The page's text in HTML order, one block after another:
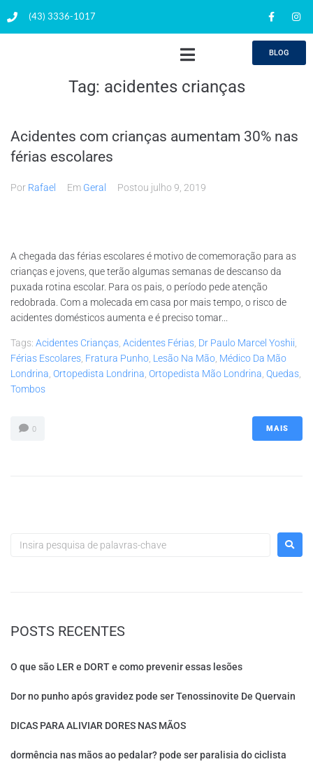
(43) 3336-1017
BLOG
Tag: acidentes crianças
Acidentes com crianças aumentam 30% nas
férias escolares
Por Rafael Em Geral Postou julho 9, 2019
A chegada das férias escolares é motivo de comemoração para as
crianças e jovens, que terão algumas semanas de descanso da
puxada rotina escolar. Para os pais, o período pede atenção
redobrada. Com a molecada em casa por mais tempo, o risco de
acidentes domésticos aumenta e é preciso tomar...
Tags: Acidentes Crianças Acidentes Férias Dr Paulo Marcel Yoshii
Férias Escolares Fratura Punho Lesão Na Mão Médico Da Mão
Londrina Ortopedista Londrina Ortopedista Mão Londrina Quedas
Tombos
0 MAIS
POSTS RECENTES
O que são LER e DORT e como prevenir essas lesões
Dor no punho após gravidez pode ser Tenossinovite De Quervain
DICAS PARA ALIVIAR DORES NAS MÃOS
dormência nas mãos ao pedalar? pode ser paralisia do ciclista